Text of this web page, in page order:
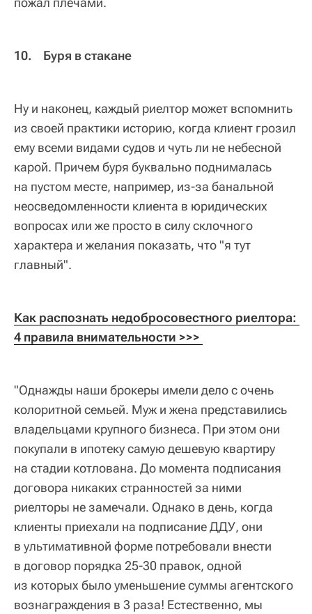
10. Буря в стакане
Ну и наконец, каждый риелтор может вспомнить
из своей практики историю, когда клиент грозил
ему всеми видами судов и чуть ли не небесной
карой. Причем буря буквально поднималась
на пустом месте, например, из-за банальной
неосведомленности клиента в юридических
вопросах или же просто в силу склочного
характера и желания показать, что "я тут
главный".
Как распознать недобросовестного риелтора:
4 правила внимательности >>>
"Однажды наши брокеры имели дело с очень
колоритной семьей. Муж и жена представились
владельцами крупного бизнеса. При этом они
покупали в ипотеку самую дешевую квартиру
на стадии котлована. До момента подписания
договора никаких странностей за ними
риелторы не замечали. Однако в день, когда
клиенты приехали на подписание ДДУ, они
в ультимативной форме потребовали внести
в договор порядка 25-30 правок, одной
из которых было уменьшение суммы агентского
вознаграждения в 3 раза! Естественно, мы